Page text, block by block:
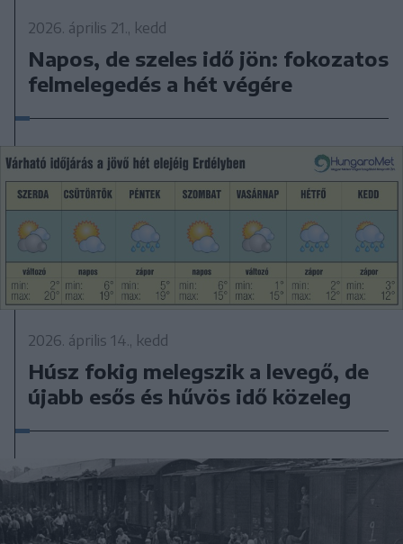
2026. április 21., kedd
Napos, de szeles idő jön: fokozatos
felmelegedés a hét végére
2026. április 14., kedd
Húsz fokig melegszik a levegő, de
újabb esős és hűvös idő közeleg